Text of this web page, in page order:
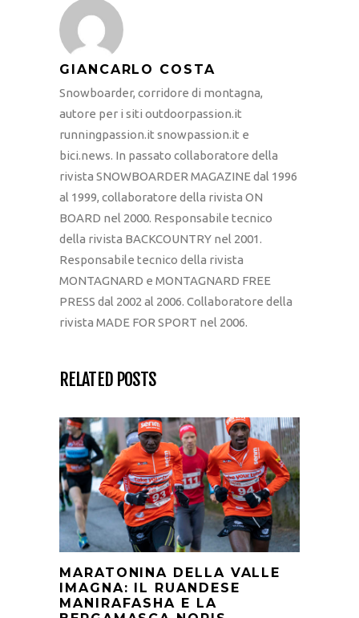
GIANCARLO COSTA
Snowboarder, corridore di montagna,
autore per i siti outdoorpassion.it
runningpassion.it snowpassion.it e
bici.news. In passato collaboratore della
rivista SNOWBOARDER MAGAZINE dal 1996
al 1999, collaboratore della rivista ON
BOARD nel 2000. Responsabile tecnico
della rivista BACKCOUNTRY nel 2001.
Responsabile tecnico della rivista
MONTAGNARD e MONTAGNARD FREE
PRESS dal 2002 al 2006. Collaboratore della
rivista MADE FOR SPORT nel 2006.
RELATED POSTS
MARATONINA DELLA VALLE
IMAGNA: IL RUANDESE
MANIRAFASHA E LA